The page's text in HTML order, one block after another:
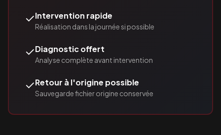
✓Intervention rapide
Réalisation dans la journée si possible
✓Diagnostic offert
Analyse complète avant intervention
✓Retour à l'origine possible
Sauvegarde fichier origine conservée